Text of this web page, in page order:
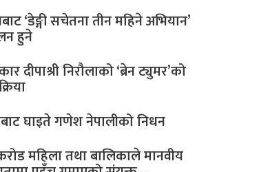
‘डेङ्गी सचेतना तीन महिने अभियान’
हुने
दीपाश्री निरौलाको ‘ब्रेन ट्युमर’को
घाइते गणेश नेपालीको निधन
महिला तथा बालिकाले मानवीय